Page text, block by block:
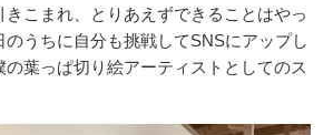
こまれ、とりあえずできることはやっ
うちに自分も挑戦してSNSにアップし
の葉っぱ切り絵アーティストとしてのス